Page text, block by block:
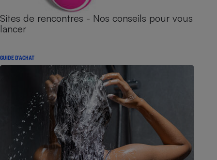
Sites de rencontres - Nos conseils pour vous
lancer
GUIDE D'ACHAT